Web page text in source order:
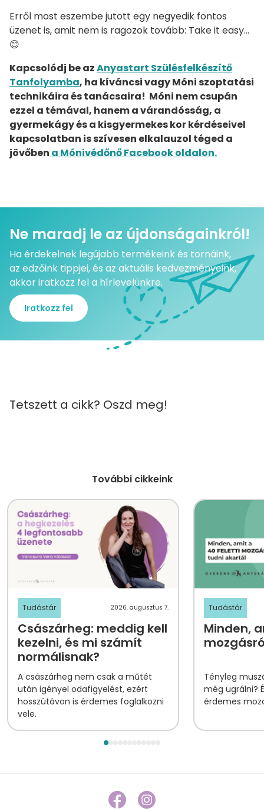
Erről most eszembe jutott egy negyedik fontos
üzenet is, amit nem is ragozok tovább: Take it easy…
😊
Kapcsolódj be azAnyastart Szülésfelkészítő
Tanfolyamba, ha kíváncsi vagy Móni szoptatási
technikáira és tanácsaira! Móni nem csupán
ezzel a témával, hanem a várandósság, a
gyermekágy és a kisgyermekes kor kérdéseivel
kapcsolatban is szívesen elkalauzol téged a
jövőben a Mónivédőnő Facebook oldalon.
Ne maradj le az újdonságainkról!
Ha érdekelnek legújabb termékeink és tornáink,
az edzőink tippjei, és az aktuális kedvezményeink,
akkor iratkozz fel a hírlevelünkre.
Iratkozz fel
Tetszett a cikk? Oszd meg!
További cikkeink
Tudástár 2026. augusztus 7.
Császárheg: meddig kell
kezelni, és mi számít
normálisnak?
A császárheg nem csak a műtét
után igényel odafigyelést, ezért
hosszútávon is érdemes foglalkozni
vele.
Tudástár
Minden,
Tényleg
még ugrálni?
érdemes